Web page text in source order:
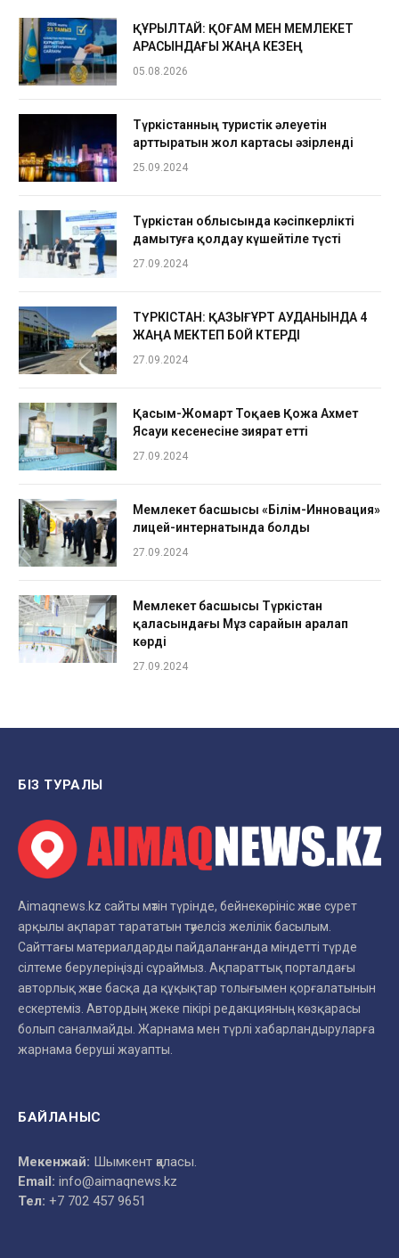
ҚҰРЫЛТАЙ: ҚОҒАМ МЕН МЕМЛЕКЕТ
АРАСЫНДАҒЫ ЖАҢА КЕЗЕҢ
05.08.2026
Түркістанның туристік әлеуетін
арттыратын жол картасы әзірленді
25.09.2024
Түркістан облысында кәсіпкерлікті
дамытуға қолдау күшейтіле түсті
27.09.2024
ТҮРКІСТАН: ҚАЗЫҒҰРТ АУДАНЫНДА 4
ЖАҢА МЕКТЕП БОЙ КӨТЕРДІ
27.09.2024
Қасым-Жомарт Тоқаев Қожа Ахмет
Ясауи кесенесіне зиярат етті
27.09.2024
Мемлекет басшысы «Білім-Инновация»
лицей-интернатында болды
27.09.2024
Мемлекет басшысы Түркістан
қаласындағы Мұз сарайын аралап
көрді
27.09.2024
БІЗ ТУРАЛЫ
Aimaqnews.kz сайты мәтін түрінде, бейнекөрініс және сурет
арқылы ақпарат тарататын тәуелсіз желілік басылым.
Сайттағы материалдарды пайдаланғанда міндетті түрде
сілтеме берулеріңізді сұраймыз. Ақпараттық порталдағы
авторлық және басқа да құқықтар толығымен қорғалатынын
ескертеміз. Автордың жеке пікірі редакцияның көзқарасы
болып саналмайды. Жарнама мен түрлі хабарландыруларға
жарнама беруші жауапты.
БАЙЛАНЫС
Мекенжай: Шымкент қаласы.
Email: info@aimaqnews.kz
Тел: +7 702 457 9651